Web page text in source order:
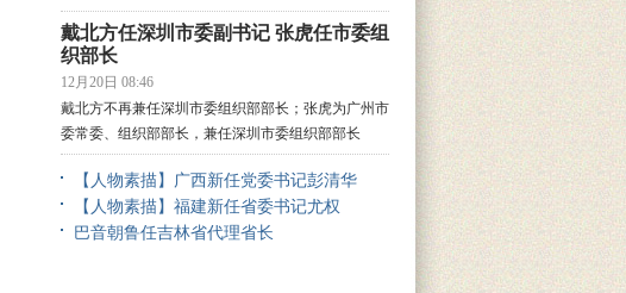
戴北方任深圳市委副书记 张虎任市委组
织部长
12月20日 08:46
戴北方不再兼任深圳市委组织部部长；张虎为广州市
委常委、组织部部长，兼任深圳市委组织部部长
【人物素描】广西新任党委书记彭清华
【人物素描】福建新任省委书记尤权
巴音朝鲁任吉林省代理省长